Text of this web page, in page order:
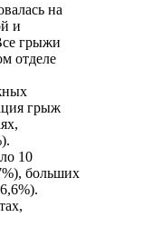
на
и
грыжи
отделе
грыж
10
больших